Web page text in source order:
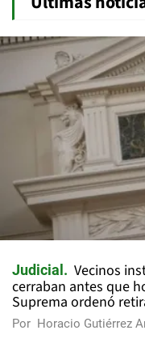
Judicial
Vecinos
cerraban antes que
Suprema ordenó
Por Horacio Gutiérrez